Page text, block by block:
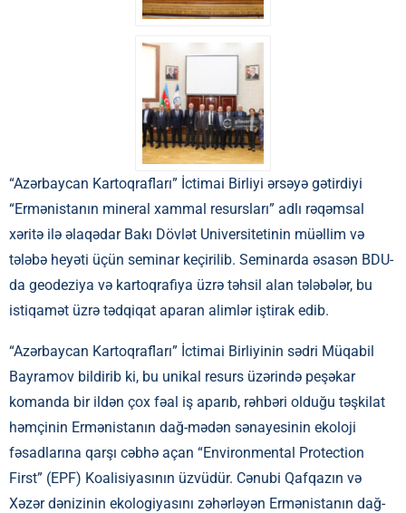
“Azərbaycan Kartoqrafları” İctimai Birliyi ərsəyə gətirdiyi
“Ermənistanın mineral xammal resursları” adlı rəqəmsal
xəritə ilə əlaqədar Bakı Dövlət Universitetinin müəllim və
tələbə heyəti üçün seminar keçirilib. Seminarda əsasən BDU-
da geodeziya və kartoqrafiya üzrə təhsil alan tələbələr, bu
istiqamət üzrə tədqiqat aparan alimlər iştirak edib.
“Azərbaycan Kartoqrafları” İctimai Birliyinin sədri Müqabil
Bayramov bildirib ki, bu unikal resurs üzərində peşəkar
komanda bir ildən çox fəal iş aparıb, rəhbəri olduğu təşkilat
həmçinin Ermənistanın dağ-mədən sənayesinin ekoloji
fəsadlarına qarşı cəbhə açan “Environmental Protection
First” (EPF) Koalisiyasının üzvüdür. Cənubi Qafqazın və
Xəzər dənizinin ekologiyasını zəhərləyən Ermənistanın dağ-